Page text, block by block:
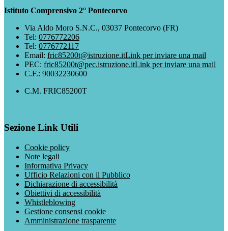
Istituto Comprensivo 2° Pontecorvo
Via Aldo Moro S.N.C., 03037 Pontecorvo (FR)
Tel: 0776772206
Tel: 0776772117
Email: fric85200t@istruzione.itLink per inviare una mail
PEC: fric85200t@pec.istruzione.itLink per inviare una mail
C.F.: 90032230600
C.M. FRIC85200T
Sezione Link Utili
Cookie policy
Note legali
Informativa Privacy
Ufficio Relazioni con il Pubblico
Dichiarazione di accessibilità
Obiettivi di accessibilità
Whistleblowing
Gestione consensi cookie
Amministrazione trasparente